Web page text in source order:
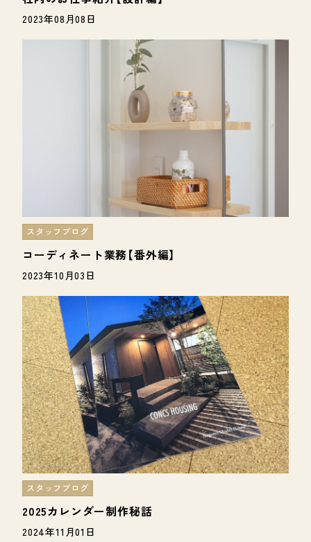
2023年08月08日
コーディネート業務【番外編】
スタッフブログ
2023年10月03日
2025カレンダー制作秘話
スタッフブログ
2024年11月01日